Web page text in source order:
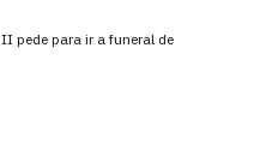
pede para ir a funeral de